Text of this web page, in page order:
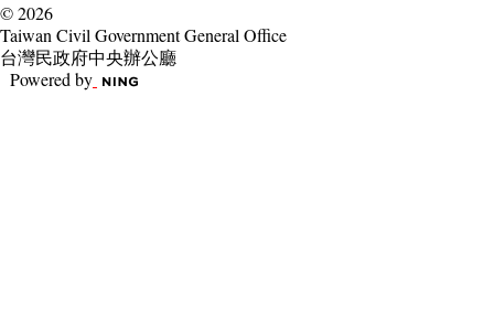
© 2026
Taiwan Civil Government General Office
台灣民政府中央辦公廳
Powered by